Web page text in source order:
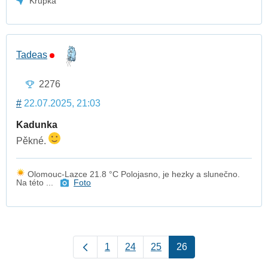
Tadeas
2276
# 22.07.2025, 21:03
Kadunka
Pěkné.
Olomouc-Lazce 21.8 °C Polojasno, je hezky a slunečno.
Na této ...
Foto
1 24 25 26